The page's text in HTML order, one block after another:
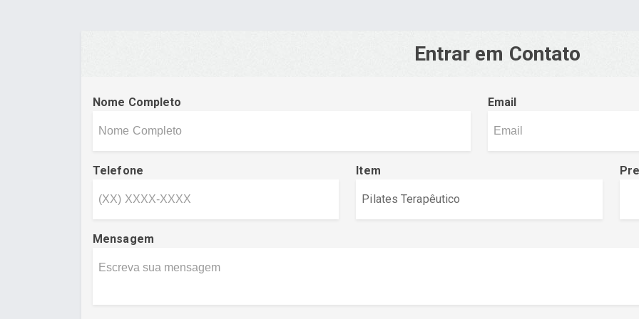
Entrar em Contato
Nome Completo Email
Telefone Item
Mensagem